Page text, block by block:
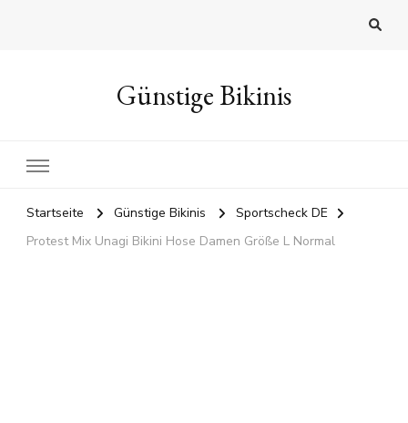
Günstige Bikinis
Startseite Günstige Bikinis
Sportscheck DE
Protest Mix Unagi Bikini Hose Damen Größe L Normal